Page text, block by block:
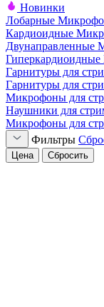
Новинки
Лобарные
Кардиоидные
Двунаправленные
Гарнитуры для
Гарнитуры для
Микрофоны для
Наушники для
Микрофоны для
Фильтры
Цена Сбросить